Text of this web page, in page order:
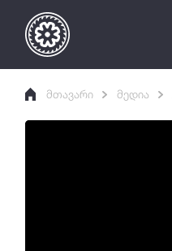
მთავარი მედია